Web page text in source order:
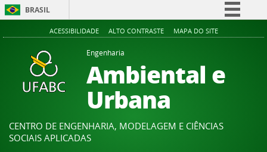
BRASIL
Simplifique!
Participe
Acesso à informação
Canais
ACESSIBILIDADE ALTO CONTRASTE MAPA DO SITE
Engenharia
Ambiental e
Urbana
CENTRO DE ENGENHARIA, MODELAGEM E CIÊNCIAS
SOCIAIS APLICADAS